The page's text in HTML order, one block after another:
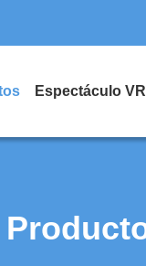
Espectáculo VR